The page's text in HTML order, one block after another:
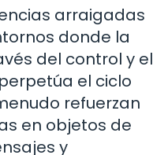
arraigadas
donde la
del control y el
el ciclo
refuerzan
en objetos de
y